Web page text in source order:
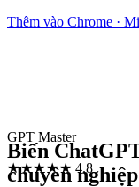
Thêm vào Chrome ·
GPT Master
★★★★★ 4.8
Biến
chuyên